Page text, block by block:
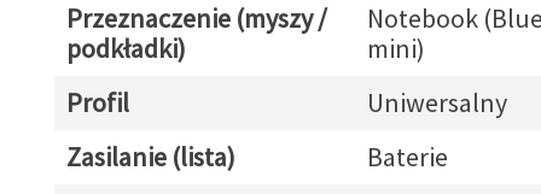
Przeznaczenie (myszy /
podkładki)
Notebook
mini)
Profil
Uniwersalny
Zasilanie (lista)
Baterie